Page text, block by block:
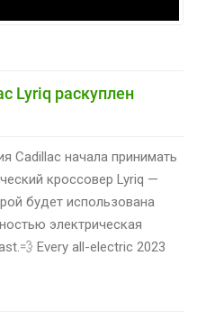
Lyriq раскуплен
Cadillac начала принимать
кроссовер Lyriq —
будет использована
электрическая
Every all-electric 2023